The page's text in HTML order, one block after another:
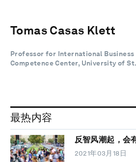
Tomas Casas Klett
Professor for International
Competence Center, University of
最热内容
反智风潮起，会
2021年03月18日